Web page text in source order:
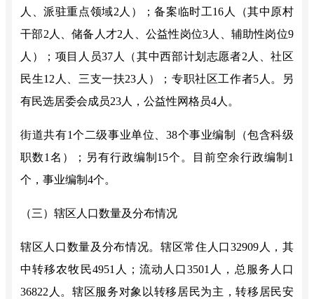
人、派驻重点领域2人）；备案临时工16人（其中原村
干部2人、储备人才2人、公益性岗位3人、辅助性岗位9
人）；项目人员37人（其中西部计划志愿者2人、社区
民生12人、三支一扶23人）；专职社区工作者5人。另
有民选居委会成员23人，公益性网格员4人。
街道共有1个二级事业单位、38个事业编制（包含科级
职数1名）；另有行政编制15个。目前空余行政编制1
个，事业编制4个。
（三）辖区人口数量及分布情况
辖区人口数量及分布情况。辖区常住人口32909人，其
中转移农牧民4951 人；流动人口3501 人，总服务人口
36822 人。辖区服务对象以转移居民为主，转移居民安